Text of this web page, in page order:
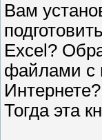
Вам
Excel?
файлами с
Интернете?
Тогда эта